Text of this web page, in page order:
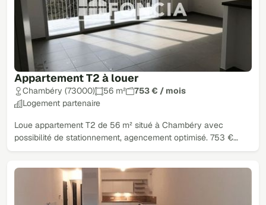
Appartement T2 à louer
Chambéry (73000) 56 m²
753 € / mois
Logement partenaire
Loue appartement T2 de 56 m² situé à Chambéry avec
possibilité de stationnement, agencement optimisé. 753 €…